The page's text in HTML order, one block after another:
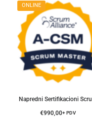
ONLINE
€990,00+ PDV